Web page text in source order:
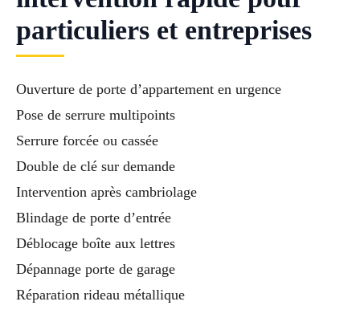
particuliers et entreprises
Ouverture de porte d’appartement en urgence
Pose de serrure multipoints
Serrure forcée ou cassée
Double de clé sur demande
Intervention après cambriolage
Blindage de porte d’entrée
Déblocage boîte aux lettres
Dépannage porte de garage
Réparation rideau métallique